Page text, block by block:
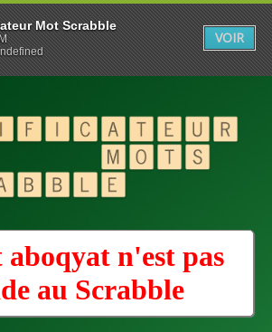
n'est pas
au Scrabble
Mot Scrabble
VOIR